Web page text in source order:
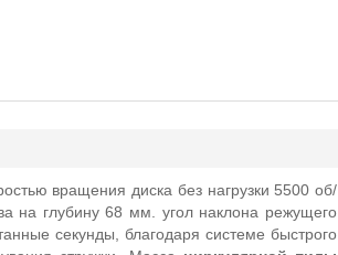
вращения диска без нагрузки 5500 об/
на глубину 68 мм. угол наклона режущего
секунды, благодаря системе быстрого